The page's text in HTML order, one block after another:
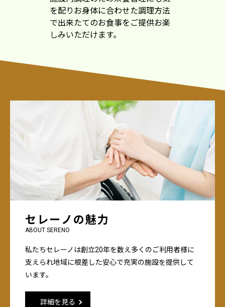
を配りお身体に合わせた調理方法
で出来たてのお食事をご提供お楽
しみいただけます。
セレーノの魅力
ABOUT SERENO
私たちセレーノは創立20年を数え多くのご利用者様に
支えられ地域に根差した安心で充実の施設を提供して
います。
詳細を見る